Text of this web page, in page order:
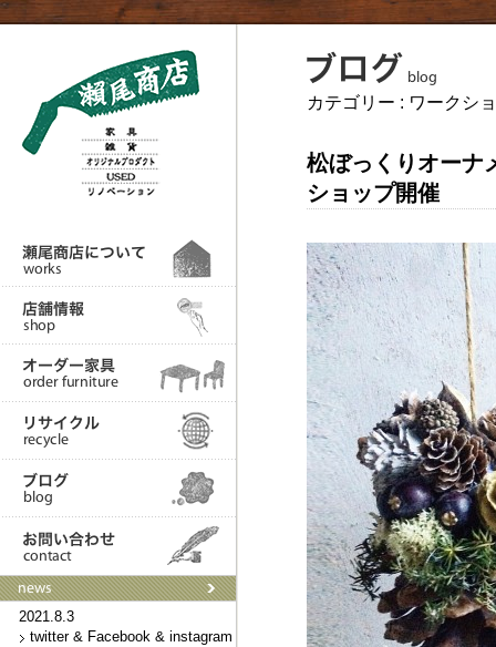
2021.9.3
ネットショップはこちらです
2021.8.3
twitter & Facebook & instagram
カテゴリー : ワークシ
松ぼっくりオーナ
ショップ開催